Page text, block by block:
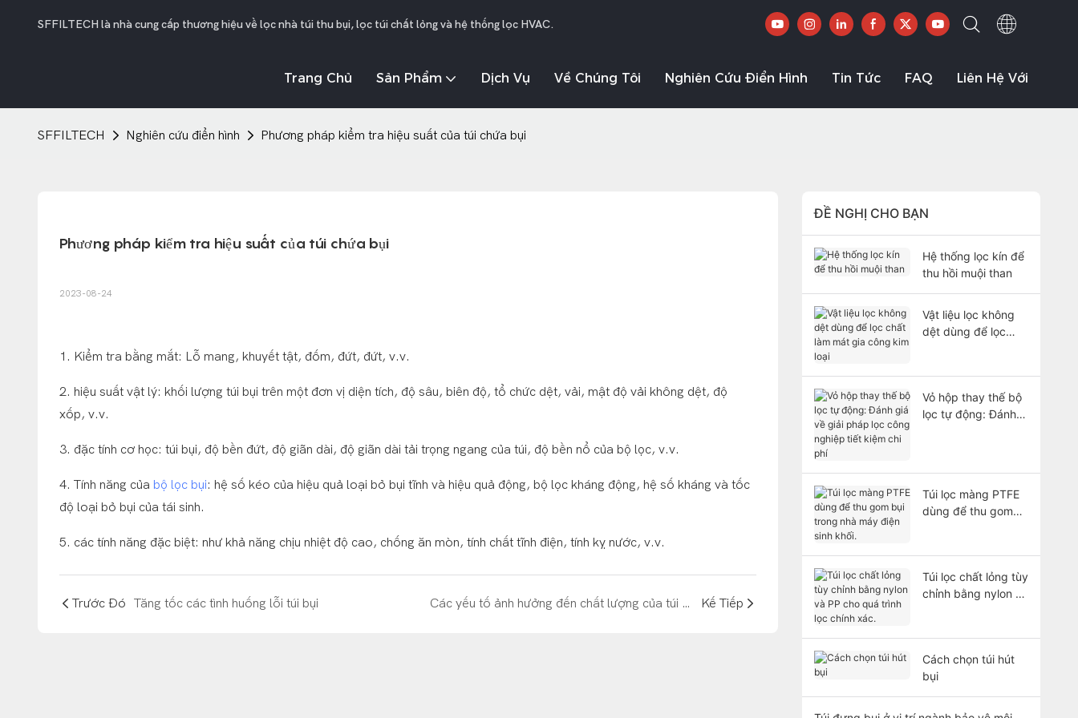
SFFILTECH là nhà cung cấp thương hiệu về lọc nhà túi thu bụi, lọc túi chất lỏng và hệ thống lọc HVAC.
Trang Chủ Sản Phẩm Dịch Vụ Về Chúng Tôi Nghiên Cứu Điển Hình Tin Tức FAQ Liên Hệ Với
SFFILTECH Nghiên cứu điển hình Phương pháp kiểm tra hiệu suất của túi chứa bụi
Phương pháp kiểm tra hiệu suất của túi chứa bụi
2023-08-24
1. Kiểm tra bằng mắt: Lỗ mang, khuyết tật, đốm, đứt, đứt, v.v.
2. hiệu suất vật lý: khối lượng túi bụi trên một đơn vị diện tích, độ sâu, biên độ, tổ chức dệt, vải, mật độ vải không dệt, độ
xốp, v.v.
3. đặc tính cơ học: túi bụi, độ bền đứt, độ giãn dài, độ giãn dài tải trọng ngang của túi, độ bền nổ của bộ lọc, v.v.
4. Tính năng của bộ lọc bụi: hệ số kéo của hiệu quả loại bỏ bụi tĩnh và hiệu quả động, bộ lọc kháng động, hệ số kháng và tốc
độ loại bỏ bụi của tái sinh.
5. các tính năng đặc biệt: như khả năng chịu nhiệt độ cao, chống ăn mòn, tính chất tĩnh điện, tính kỵ nước, v.v.
Trước Đó Tăng tốc các tình huống lỗi túi bụi Các yếu tố ảnh hưởng đến chất lượng của túi chứa bụi Kế Tiếp
ĐỀ NGHỊ CHO BẠN
Hệ thống lọc kín để
thu hồi muội than
Vật liệu lọc không
dệt dùng để lọc
Vỏ hộp thay thế bộ
lọc tự động: Đánh
Túi lọc màng PTFE
dùng để thu gom
Túi lọc chất lỏng tùy
chỉnh bằng nylon và
Cách chọn túi hút
bụi